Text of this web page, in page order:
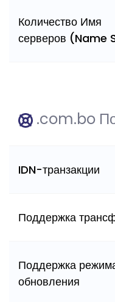
Количество Имя
серверов (Name
.com.bo
IDN-транзакции
Поддержка
Поддержка
обновления